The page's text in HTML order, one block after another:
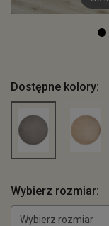
Dostępne kolory:
Wybierz rozmiar:
Wybierz rozmiar